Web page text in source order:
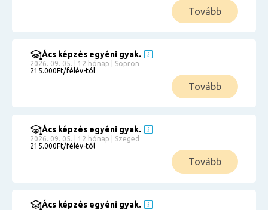
Tovább
Ács képzés egyéni gyak.
2026. 09. 05. | 12 hónap | Sopron
215.000Ft/félév-tól
Tovább
Ács képzés egyéni gyak.
2026. 09. 05. | 12 hónap | Szeged
215.000Ft/félév-tól
Tovább
Ács képzés egyéni gyak.